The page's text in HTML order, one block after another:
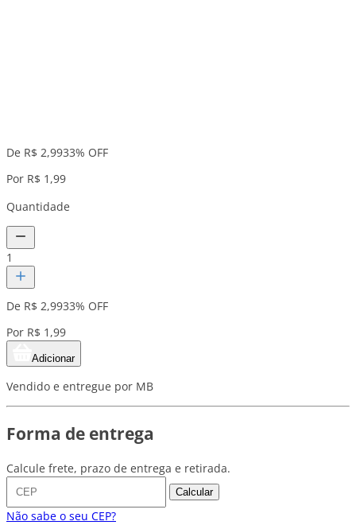
De R$ 2,9933% OFF
Por R$ 1,99
Quantidade
1
De R$ 2,9933% OFF
Por R$ 1,99
Adicionar
Vendido e entregue por MB
Forma de entrega
Calcule frete, prazo de entrega e retirada.
Calcular
Não sabe o seu CEP?